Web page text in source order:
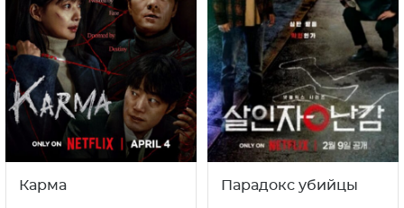
Карма Парадокс убийцы